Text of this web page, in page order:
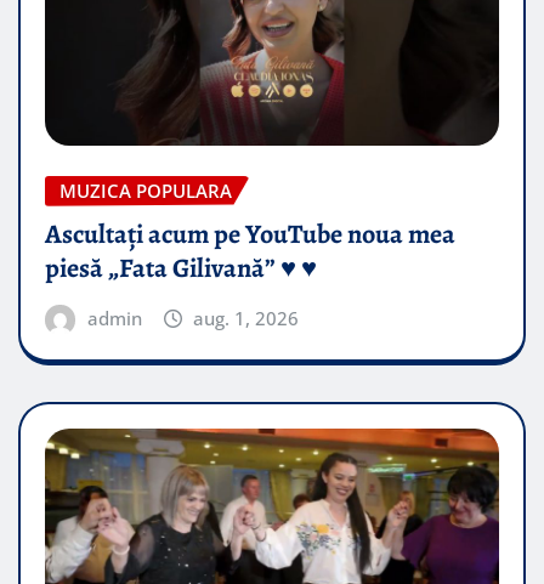
MUZICA POPULARA
Ascultați acum pe YouTube noua mea
piesă „Fata Gilivană” ♥️ ♥️
admin aug. 1, 2026